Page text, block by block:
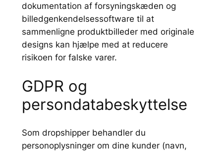
dokumentation af forsyningskæden og
billedgenkendelsessoftware til at
sammenligne produktbilleder med originale
designs kan hjælpe med at reducere
risikoen for falske varer.
GDPR og
persondatabeskyttelse
Som dropshipper behandler du
personoplysninger om dine kunder (navn,